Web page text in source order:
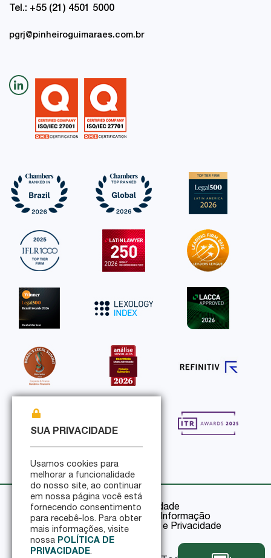
Tel.: +55 (21) 4501 5000
pgrj@pinheiroguimaraes.com.br
Política de Privacidade
Política de Segurança da Informação
Certificações de Segurança e Privacidade
SUA PRIVACIDADE
Usamos cookies para
melhorar a funcionalidade
do nosso site, ao continuar
em nossa página você está
fornecendo consentimento
para recebê-los. Para obter
mais informações, visite
nossa POLÍTICA DE
PRIVACIDADE.